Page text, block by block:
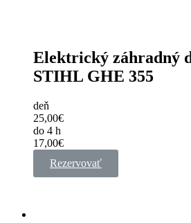
Elektrický záhradný
STIHL GHE 355
deň
25,00€
do 4 h
17,00€
Rezervovať